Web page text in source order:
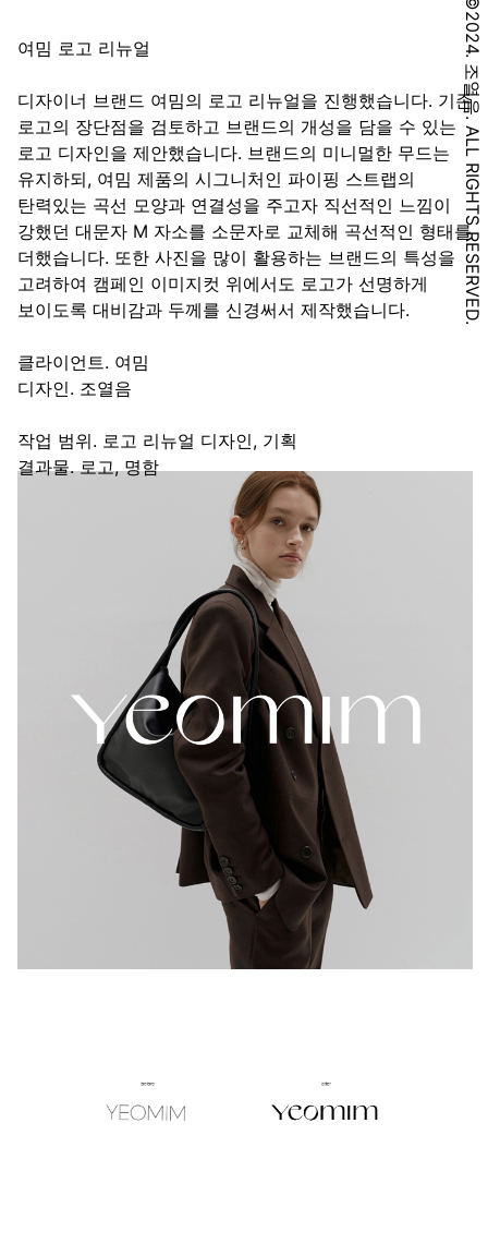
여밈 로고 리뉴얼
디자이너 브랜드 여밈의 로고 리뉴얼을 진행했습니다. 기존
로고의 장단점을 검토하고 브랜드의 개성을 담을 수 있는
로고 디자인을 제안했습니다. 브랜드의 미니멀한 무드는
유지하되, 여밈 제품의 시그니처인 파이핑 스트랩의
탄력있는 곡선 모양과 연결성을 주고자 직선적인 느낌이
강했던 대문자 M 자소를 소문자로 교체해 곡선적인 형태를
더했습니다. 또한 사진을 많이 활용하는 브랜드의 특성을
고려하여 캠페인 이미지컷 위에서도 로고가 선명하게
보이도록 대비감과 두께를 신경써서 제작했습니다.
클라이언트. 여밈
디자인. 조열음
작업 범위. 로고 리뉴얼 디자인, 기획
결과물. 로고, 명함
©2024. 조열음. ALL RIGHTS RESERVED.